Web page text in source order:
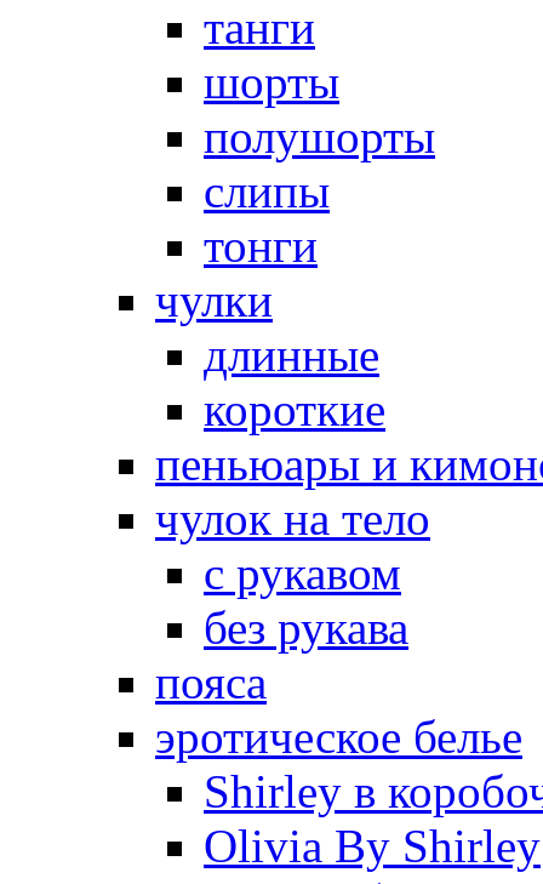
танги
шорты
полушорты
слипы
тонги
чулки
длинные
короткие
пеньюары и
чулок на тело
с рукавом
без рукава
пояса
эротическое белье
Shirley в
Olivia By Shirley